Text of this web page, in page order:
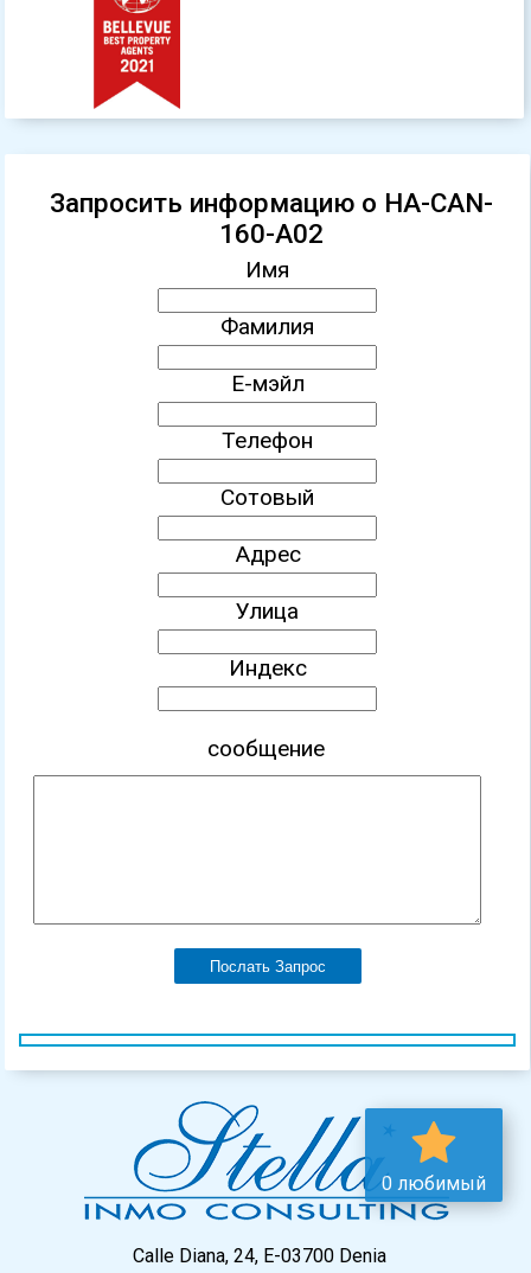
Запросить информацию о HA-CAN-
160-A02
Имя
Фамилия
Е-мэйл
Телефон
Сотовый
Адрес
Улица
Индекс
сообщение
Послать Запрос
0 любимый
Calle Diana, 24, E-03700 Denia